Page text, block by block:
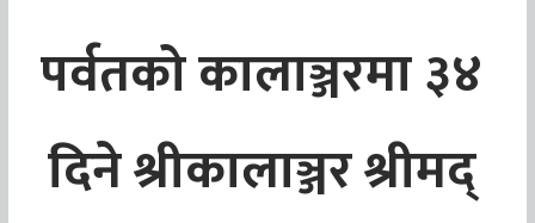
पर्वतको कालाञ्जरमा ३४
दिने श्रीकालाञ्जर श्रीमद्